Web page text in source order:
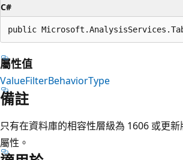
C#
public
屬性值
ValueFilterBehaviorType
備註
只有在資料庫的相容性層級為 1606 或更
屬性。